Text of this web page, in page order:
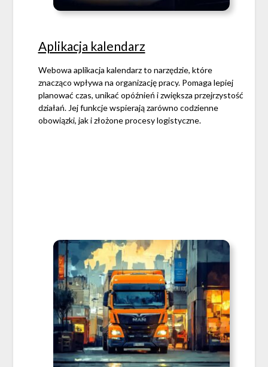
Aplikacja kalendarz
Webowa aplikacja kalendarz to narzędzie, które
znacząco wpływa na organizację pracy. Pomaga lepiej
planować czas, unikać opóźnień i zwiększa przejrzystość
działań. Jej funkcje wspierają zarówno codzienne
obowiązki, jak i złożone procesy logistyczne.